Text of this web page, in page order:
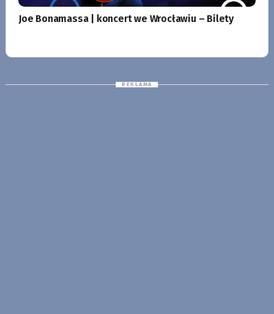
Joe Bonamassa | koncert we Wrocławiu – Bilety